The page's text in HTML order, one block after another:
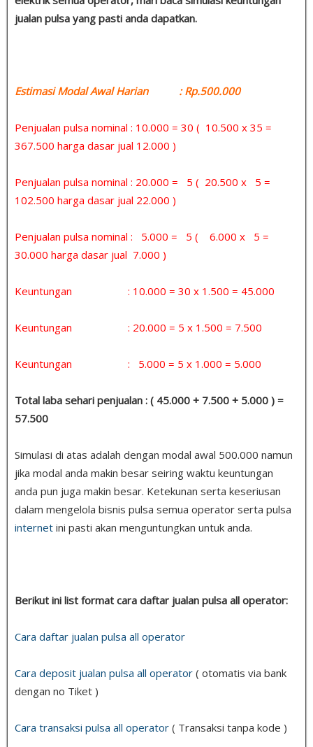
jualan pulsa yang pasti anda dapatkan.
Estimasi Modal Awal Harian : Rp.500.000
Penjualan pulsa nominal : 10.000 = 30 ( 10.500 x 35 =
367.500 harga dasar jual 12.000 )
Penjualan pulsa nominal : 20.000 = 5 ( 20.500 x 5 =
102.500 harga dasar jual 22.000 )
Penjualan pulsa nominal : 5.000 = 5 ( 6.000 x 5 =
30.000 harga dasar jual 7.000 )
Keuntungan : 10.000 = 30 x 1.500 = 45.000
Keuntungan : 20.000 = 5 x 1.500 = 7.500
Keuntungan : 5.000 = 5 x 1.000 = 5.000
Total laba sehari penjualan : ( 45.000 + 7.500 + 5.000 ) =
57.500
Simulasi di atas adalah dengan modal awal 500.000 namun
jika modal anda makin besar seiring waktu keuntungan
anda pun juga makin besar. Ketekunan serta keseriusan
dalam mengelola bisnis pulsa semua operator serta pulsa
internet ini pasti akan menguntungkan untuk anda.
Berikut ini list format cara daftar jualan pulsa all operator:
Cara daftar jualan pulsa all operator
Cara deposit jualan pulsa all operator ( otomatis via bank
dengan no Tiket )
Cara transaksi pulsa all operator ( Transaksi tanpa kode )